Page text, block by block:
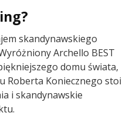
skandynawskiego
Archello BEST
domu świata,
Roberta Koniecznego stoi
i skandynawskie